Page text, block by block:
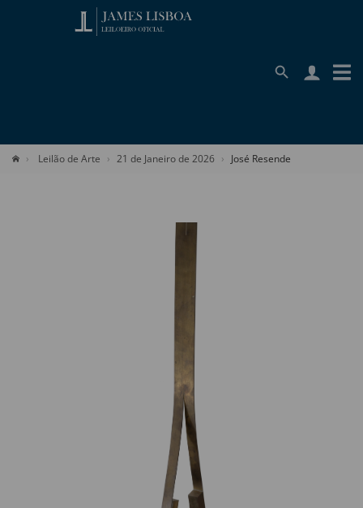
Leilão de Arte 21 de Janeiro de 2026 José Resende